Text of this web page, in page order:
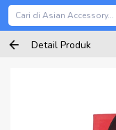
Detail Produk